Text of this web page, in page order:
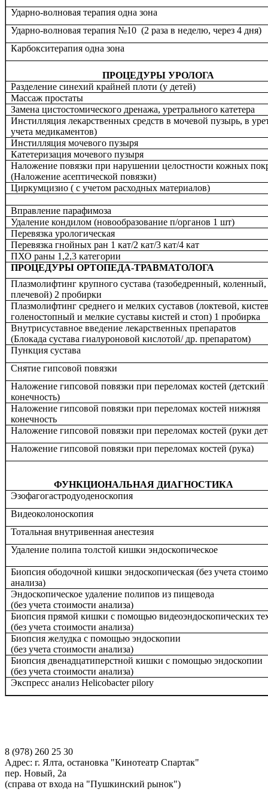
Ударно-волновая терапия одна зона
Ударно-волновая терапия №10 (2 раза в неделю, через 4 дня)
Карбокситерапия одна зона
ПРОЦЕДУРЫ УРОЛОГА
Разделение синехий крайней плоти (у детей)
Массаж простаты
Замена цистостомического дренажа, уретрального катетера
Инстилляция лекарственных средств в мочевой пузырь, в
учета медикаментов)
Инстилляция мочевого пузыря
Катетеризация мочевого пузыря
Наложение повязки при нарушении целостности кожных
(Наложение асептической повязки)
Циркумцизио ( с учетом расходных материалов)
Вправление парафимоза
Удаление кондилом (новообразование п/органов 1 шт)
Перевязка урологическая
Перевязка гнойных ран 1 кат/2 кат/3 кат/4 кат
ПХО раны 1,2,3 категории
ПРОЦЕДУРЫ ОРТОПЕДА-ТРАВМАТОЛОГА
Плазмолифтинг крупного сустава (тазобедренный, коленный,
плечевой) 2 пробирки
Плазмолифтинг среднего и мелких суставов (локтевой,
голеностопный и мелкие суставы кистей и стоп) 1 пробирка
Внутрисуставное введение лекарственных препаратов
(Блокада сустава гиалуроновой кислотой/ др. препаратом)
Пункция сустава
Снятие гипсовой повязки
Наложение гипсовой повязки при переломах костей
конечность)
Наложение гипсовой повязки при переломах костей нижняя
конечность
Наложение гипсовой повязки при переломах костей (руки
Наложение гипсовой повязки при переломах костей (рука)
ФУНКЦИОНАЛЬНАЯ ДИАГНОСТИКА
Видеоколоноскопия
Тотальная внутривенная анестезия
Удаление полипа толстой кишки эндоскопическое
Биопсия ободочной кишки эндоскопическая (без учета
анализа)
Эндоскопическое удаление полипов из пищевода
(без учета стоимости анализа)
Биопсия прямой кишки с помощью видеоэндоскопических
(без учета стоимости анализа)
Биопсия желудка с помощью эндоскопии
(без учета стоимости анализа)
Биопсия двенадцатиперстной кишки с помощью эндоскопии
(без учета стоимости анализа)
Экспресс анализ Helicobacter pilory
8 (978) 260 25 30
Адрес: г. Ялта, остановка "Кинотеатр Спартак"
пер. Новый, 2а
(справа от входа на "Пушкинский рынок")